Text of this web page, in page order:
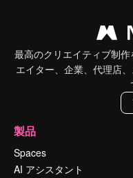
最高のクリエイティブ制
エイター、企業、代理店
製品
Spaces
AI アシスタント